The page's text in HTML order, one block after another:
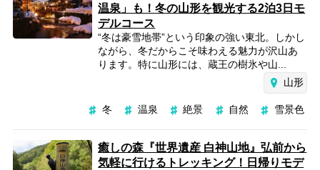
温泉」も！冬の山形を観光する2泊3日モ
デルコース
“冬は豪雪地帯”という印象の強い東北。しかし
ながら、冬だからこそ味わえる魅力が沢山あ
ります。特に山形には、蔵王の樹氷や山...
山形
冬 温泉 絶景 自然 雪景色
癒しの森『世界遺産 白神山地』弘前から
気軽に行けるトレッキング！日帰りモデ